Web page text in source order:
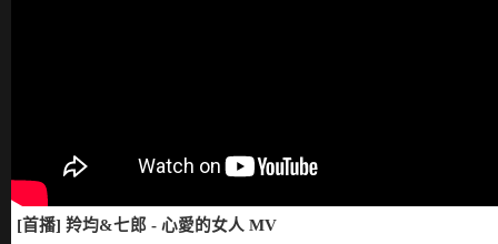
[首播] 羚均&七郎 - 心愛的女人 MV